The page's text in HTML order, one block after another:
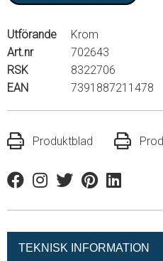
Utförande
Krom
Art.nr
702643
RSK
8322706
EAN
7391887211478
Produktblad
FacebookInstagram
TwitterPinterestLinkedin
TEKNISK INFORMATION